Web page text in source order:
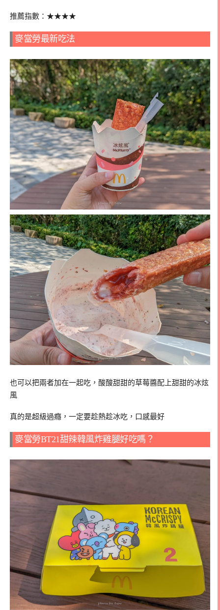
推薦指數：★★★★
麥當勞最新吃法
也可以把兩者加在一起吃，酸酸甜甜的草莓醬配上甜甜的冰炫
風
真的是超級過癮，一定要趁熱趁冰吃，口感最好
麥當勞BT21甜辣韓風炸雞腿好吃嗎？